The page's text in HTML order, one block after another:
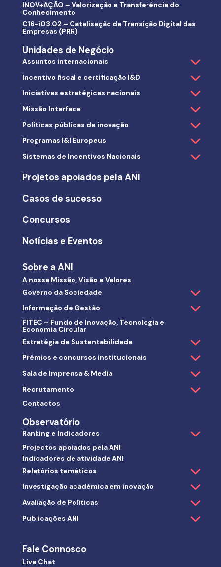
INOV+AÇÃO – Valorização e Transferência do
Conhecimento
C16-i03.02 – Catalisação da Transição Digital das
Empresas (PRR)
Unidades de Negócio
Assuntos internacionais
Incentivo fiscal e certificação I&D
Iniciativas estratégicas nacionais
Missão Interface
Políticas públicas de inovação
Programas I&I Europeus
Sistemas de Incentivos Nacionais
Projetos apoiados pela ANI
Casos de sucesso
Concursos
Notícias e Eventos
Sobre a ANI
A nossa Missão, Visão e Valores
Governo da Sociedade
Informação de Gestão
FITEC – Fundo de Inovação, Tecnologia e
Economia Circular
Estratégia de Sustentabilidade
Prémios e concursos institucionais
Sala de Imprensa & Media
Recrutamento
Contactos
Observatório
Ranking e Indicadores
Projectos apoiados pela ANI
Indicadores de atividade ANI
Relatórios temáticos
Investigação académica em inovação
Avaliação de Políticas
Publicações ANI
Fale Connosco
Live Chat